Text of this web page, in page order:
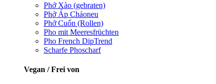
Phở Xào (gebraten)
Phở Áp Chảoneu
Phở Cuốn (Rollen)
Pho mit Meeresfrüchten
Pho French DipTrend
Scharfe Phoscharf
Vegan / Frei von